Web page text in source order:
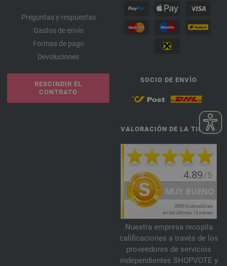
Preguntas y respuestas
Gastos de envío
Formas de pago
Devoluciones
RESCINDIR EL
CONTRATO
SOCIO DE ENVÍO
VALORACIÓN DE LA TIENDA
Nuestra empresa recopila
calificaciones a través de los
proveedores de servicios
independientes SHOPVOTE y